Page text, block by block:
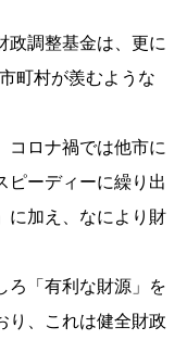
調整基金は、更に
町村が羨むような
ロナ禍では他市に
ピーディーに繰り出
に加え、なにより財
「有利な財源」を
り、これは健全財政